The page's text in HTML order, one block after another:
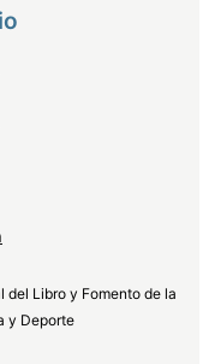
Libro y Fomento de la
y Deporte